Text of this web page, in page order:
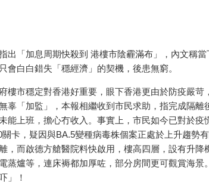
「加息周期快殺到 港樓市陰霾滿布」，內文稱當
會白白錯失「穩經濟」的契機，後患無窮。
市穩定對香港好重要，眼下香港更由於防疫嚴苛
辜「加監」，本報相繼收到市民求助，指完成隔離
能上班，擔心冇收入。事實上，市民如今已對於疫
卡，疑因與BA.5變種病毒株個案正處於上升趨勢
，而啟德方艙醫院料快啟用，樓高四層，設有升降
蒸爐等，連床褥都加厚咗，部分房間更可觀賞海景
」！